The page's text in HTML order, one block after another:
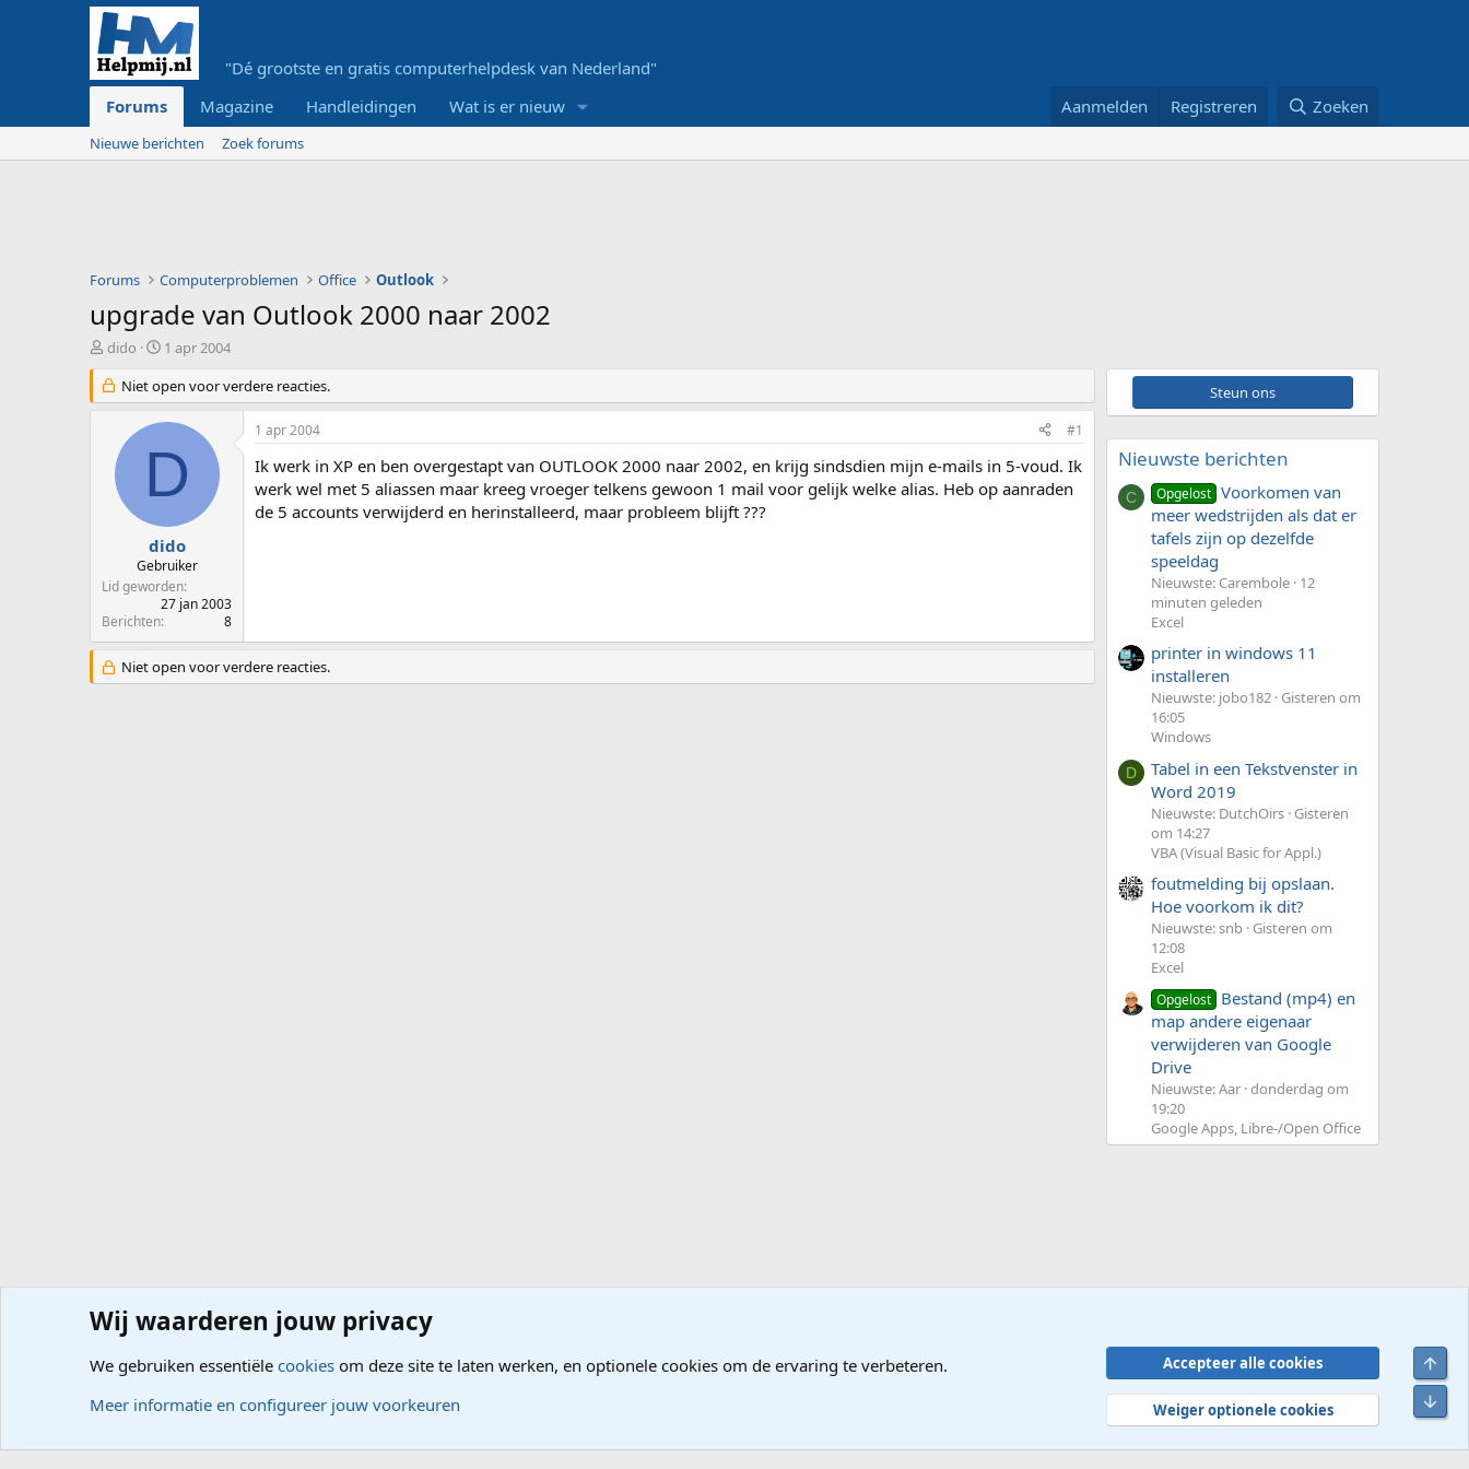
"Dé grootste en gratis computerhelpdesk van Nederland"
Forums
Magazine Handleidingen Wat is er nieuw Aanmelden Registreren Zoeken
Nieuwe berichten Zoek forums
Forums Computerproblemen Office Outlook
upgrade van Outlook 2000 naar 2002
O
d
e
r
e
r
dido
S
a
r
t
a
m
1 apr 2004
Niet open voor verdere reacties.
D
dido
Gebruiker
Lid geworden
27 jan 2003
Berichten
8
1 apr 2004 #1
Ik werk in XP en ben overgestapt van OUTLOOK 2000 naar 2002, en krijg sindsdien mijn e-mails in 5-voud. Ik
werk wel met 5 aliassen maar kreeg vroeger telkens gewoon 1 mail voor gelijk welke alias. Heb op aanraden
de 5 accounts verwijderd en herinstalleerd, maar probleem blijft ???
Niet open voor verdere reacties.
Steun ons
Nieuwste berichten
C Opgelost Voorkomen van
meer wedstrijden als dat er
tafels zijn op dezelfde
speeldag
Nieuwste: Carembole 12
minuten geleden
Excel
printer in windows 11
installeren
Nieuwste: jobo182 Gisteren om
16:05
Windows
D
Tabel in een Tekstvenster in
Word 2019
Nieuwste: DutchOirs Gisteren
om 14:27
VBA (Visual Basic for Appl.)
foutmelding bij opslaan.
Hoe voorkom ik dit?
Nieuwste: snb Gisteren om
12:08
Excel
Opgelost Bestand (mp4) en
map andere eigenaar
verwijderen van Google
Drive
Nieuwste: Aar donderdag om
19:20
Google Apps, Libre-/Open Office
Forums Computerproblemen Office Outlook
Voorwaarden en regels Privacybeleid Help
R
S
Wij waarderen jouw privacy
We gebruiken essentiële cookies om deze site te laten werken, en optionele cookies om de ervaring te verbeteren.
Meer informatie en configureer jouw voorkeuren
Accepteer alle cookies
Weiger optionele cookies